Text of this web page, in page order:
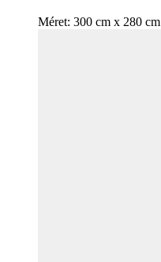
Méret: 300 cm x 280 cm